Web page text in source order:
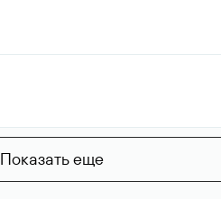
Показать еще